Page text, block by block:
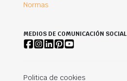
Normas
MEDIOS DE COMUNICACIÓN SOCIAL
Politica de cookies